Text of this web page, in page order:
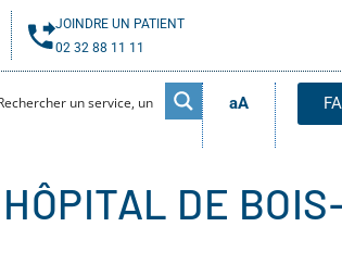
JOINDRE UN PATIENT
02 32 88 11 11
aA
DE